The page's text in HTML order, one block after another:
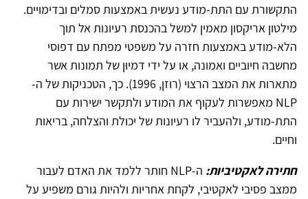
התקשורת עם התת-מודע נעשית באמצעות סמלים ובדימויים.
מילטון אריקסון מאמין למשל בהכנסת רעיונות אל תוך
הלא-מודע באמצעות חזרה על משפטי מפתח עם דפוסי
מחשבה חיוביים ואמונה, או על ידי דמיוּן של תמונות אשר
מתארות את המצב הרצוי (רוזן, 1996). כך, הטכניקות של ה-
NLP מאפשרות לעקוף את המודע ולתקשר ישירות עם
התת-מודע, ולהעביר לו רעיונות של יכולת והצלחה, בריאות
וחיים.
חתירה לאקטיביות:
ה-NLP חותר ללמד את האדם לעבור
ממצב פסיבי לאקטיבי, לקחת אחריות ולהיות גורם משפיע על